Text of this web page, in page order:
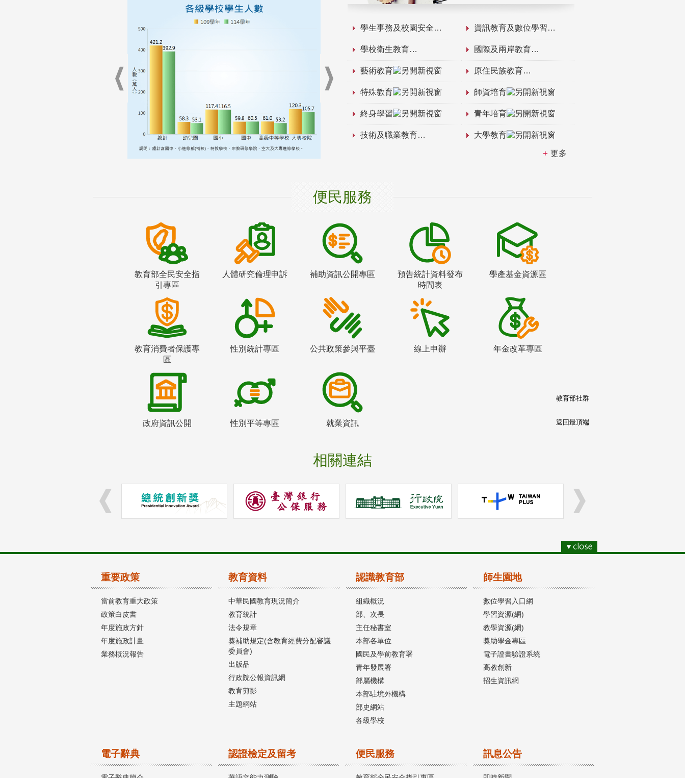
學生事務及校園安全 資訊教育及數位學習
學校衛生教育 國際及兩岸教育
藝術教育 原住民族教育
特殊教育 師資培育
終身學習 青年培育
技術及職業教育 大學教育
更多
便民服務
教育部全民安全指
引專區
人體研究倫理申訴 補助資訊公開專區
預告統計資料發布
時間表
學產基金資源區
教育消費者保護專
區
性別統計專區 公共政策參與平臺 線上申辦 年金改革專區
政府資訊公開 性別平等專區 就業資訊
相關連結
教育部社群
返回最頂端
重要政策
當前教育重大政策
政策白皮書
年度施政方針
年度施政計畫
業務概況報告
教育資料
中華民國教育現況簡介
教育統計
法令規章
獎補助規定(含教育經費分配審議
委員會)
出版品
行政院公報資訊網
教育剪影
主題網站
認識教育部
組織概況
部、次長
主任秘書室
本部各單位
國民及學前教育署
青年發展署
部屬機構
本部駐境外機構
部史網站
各級學校
師生園地
數位學習入口網
學習資源(網)
教學資源(網)
獎助學金專區
電子證書驗證系統
高教創新
招生資訊網
電子辭典 認證檢定及留考 便民服務 訊息公告